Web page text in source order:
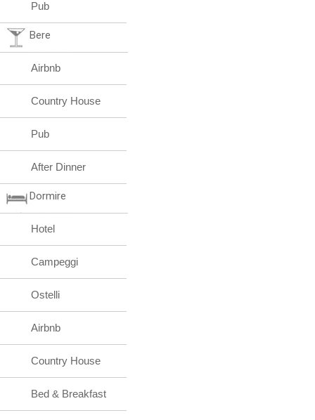
Pub
Bere
Airbnb
Country House
Pub
After Dinner
Dormire
Hotel
Campeggi
Ostelli
Airbnb
Country House
Bed & Breakfast